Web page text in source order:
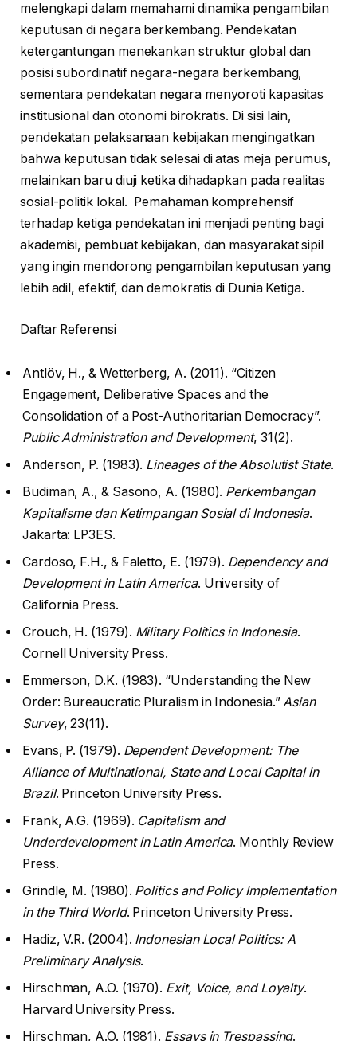
melengkapi dalam memahami dinamika pengambilan
keputusan di negara berkembang. Pendekatan
ketergantungan menekankan struktur global dan
posisi subordinatif negara-negara berkembang,
sementara pendekatan negara menyoroti kapasitas
institusional dan otonomi birokratis. Di sisi lain,
pendekatan pelaksanaan kebijakan mengingatkan
bahwa keputusan tidak selesai di atas meja perumus,
melainkan baru diuji ketika dihadapkan pada realitas
sosial-politik lokal. Pemahaman komprehensif
terhadap ketiga pendekatan ini menjadi penting bagi
akademisi, pembuat kebijakan, dan masyarakat sipil
yang ingin mendorong pengambilan keputusan yang
lebih adil, efektif, dan demokratis di Dunia Ketiga.
Daftar Referensi
Antlöv, H., & Wetterberg, A. (2011). “Citizen
Engagement, Deliberative Spaces and the
Consolidation of a Post-Authoritarian Democracy”.
Public Administration and Development, 31(2).
Anderson, P. (1983). Lineages of the Absolutist State.
Budiman, A., & Sasono, A. (1980). Perkembangan
Kapitalisme dan Ketimpangan Sosial di Indonesia.
Jakarta: LP3ES.
Cardoso, F.H., & Faletto, E. (1979). Dependency and
Development in Latin America. University of
California Press.
Crouch, H. (1979). Military Politics in Indonesia.
Cornell University Press.
Emmerson, D.K. (1983). “Understanding the New
Order: Bureaucratic Pluralism in Indonesia.”Asian
Survey, 23(11).
Evans, P. (1979). Dependent Development: The
Alliance of Multinational, State and Local Capital in
Brazil. Princeton University Press.
Frank, A.G. (1969). Capitalism and
Underdevelopment in Latin America. Monthly Review
Press.
Grindle, M. (1980). Politics and Policy Implementation
in the Third World. Princeton University Press.
Hadiz, V.R. (2004). Indonesian Local Politics: A
Preliminary Analysis.
Hirschman, A.O. (1970). Exit, Voice, and Loyalty.
Harvard University Press.
Hirschman, A.O. (1981). Essays in Trespassing.